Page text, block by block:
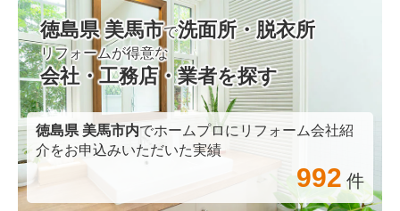
徳島県 美馬市で洗面所・脱衣所
リフォームが得意な
会社・工務店・業者を探す
徳島県 美馬市内でホームプロにリフォーム会社紹
介をお申込みいただいた実績
992 件